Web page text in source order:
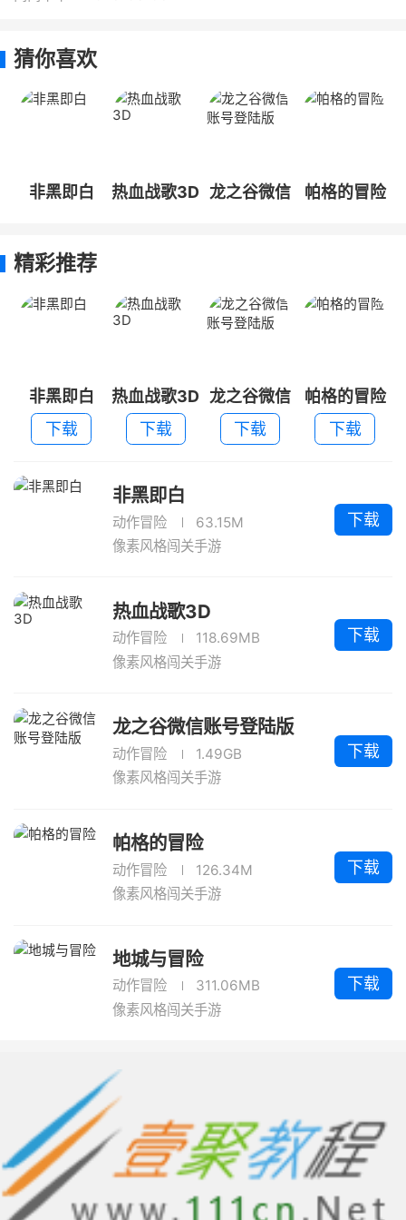
猜你喜欢
非黑即白 热血战歌3D
龙之谷微信
帕格的冒险
精彩推荐
非黑即白
下载
热血战歌3D
下载
龙之谷微信
账号登陆版
下载
帕格的冒险
下载
非黑即白
动作冒险
63.15M
像素风格闯关手游
下载
热血战歌3D
动作冒险
118.69MB
像素风格闯关手游
下载
龙之谷微信账号登陆版
动作冒险
1.49GB
像素风格闯关手游
下载
帕格的冒险
动作冒险
126.34M
像素风格闯关手游
下载
地城与冒险
动作冒险
311.06MB
像素风格闯关手游
下载